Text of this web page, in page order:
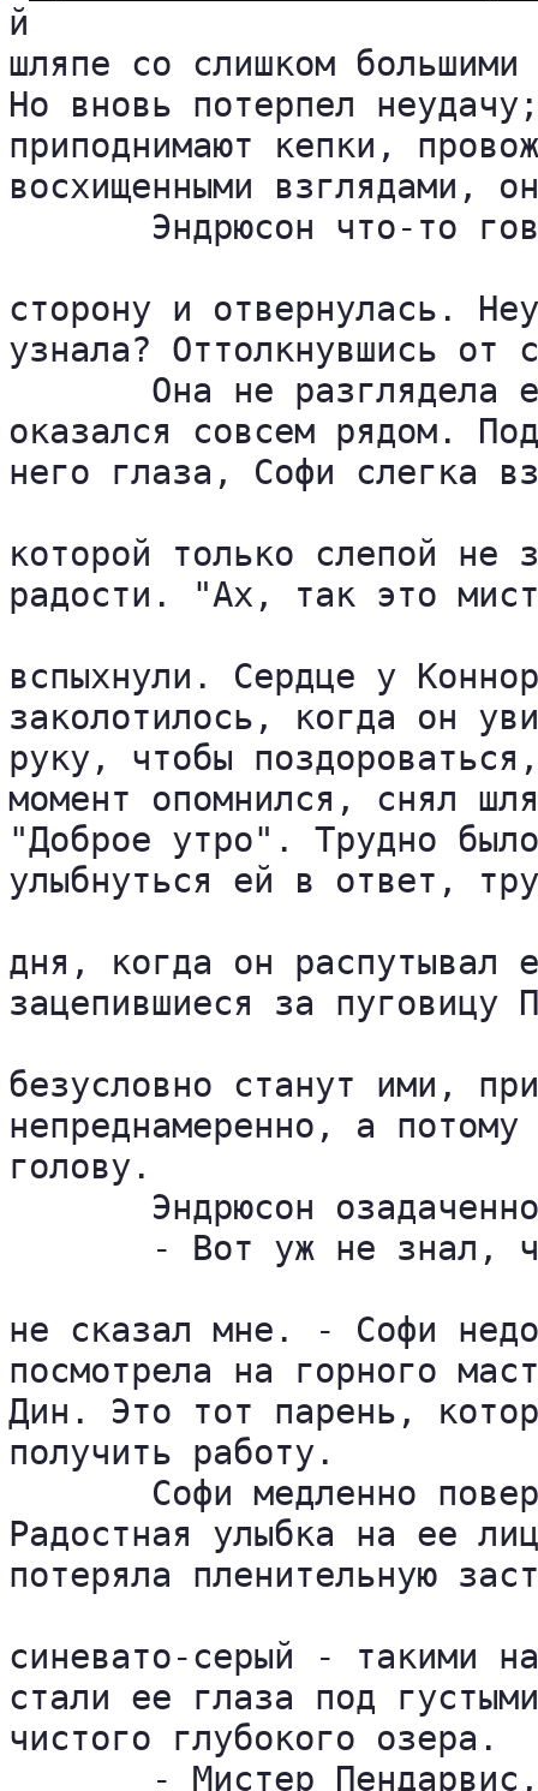
й
шляпе со слишком
Но вновь потерпел
приподнимают кепки,
восхищенными взглядами,
Эндрюсон что-то
сторону и отвернулась.
узнала? Оттолкнувшись
Она не разглядела
оказался совсем рядом.
него глаза, Софи слегка
которой только слепой не
радости. "Ах, так это
вспыхнули. Сердце у
заколотилось, когда он
руку, чтобы
момент опомнился, снял
"Доброе утро". Трудно
улыбнуться ей в ответ,
дня, когда он распутывал
зацепившиеся за
безусловно станут ими,
непреднамеренно, а
голову.
Эндрюсон
- Вот уж не знал,
не сказал мне. - Софи
посмотрела на горного
Дин. Это тот парень,
получить работу.
Софи медленно
Радостная улыбка на ее
потеряла пленительную
синевато-серый - такими
стали ее глаза под
чистого глубокого озера.
- Мистер